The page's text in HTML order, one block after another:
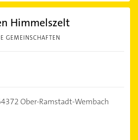
Himmelszelt
GEMEINSCHAFTEN
Ober-Ramstadt-Wembach